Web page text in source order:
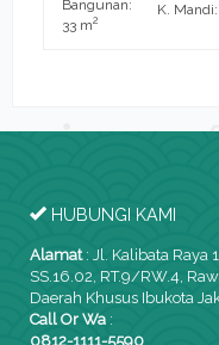
Bangunan:
33 m2
K. Mandi:
HUBUNGI KAMI
Alamat: Jl. Kalibata Raya
SS.16.02, RT.9/RW.4,
Daerah Khusus Ibukota
Call Or Wa :
0812-1111-5590